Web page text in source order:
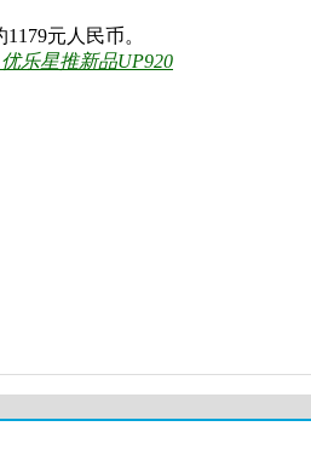
元人民币。
乐星推新品UP920